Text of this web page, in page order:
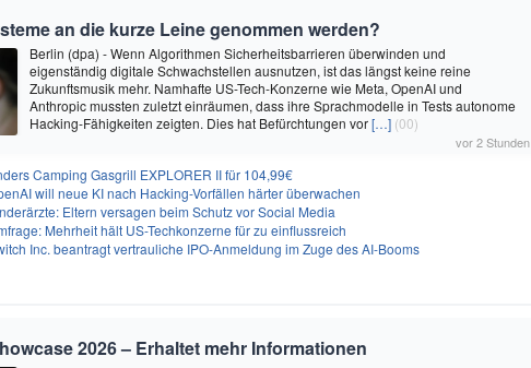
an die kurze Leine genommen werden?
Berlin (dpa) - Wenn Algorithmen Sicherheitsbarrieren überwinden und
eigenständig digitale Schwachstellen ausnutzen, ist das längst keine reine
Zukunftsmusik mehr. Namhafte US-Tech-Konzerne wie Meta, OpenAI und
Anthropic mussten zuletzt einräumen, dass ihre Sprachmodelle in Tests autonome
Hacking-Fähigkeiten zeigten. Dies hat Befürchtungen vor[…] (00)
vor 2 Stunden
Camping Gasgrill EXPLORER II für 104,99€
will neue KI nach Hacking-Vorfällen härter überwachen
Eltern versagen beim Schutz vor Social Media
Mehrheit hält US-Techkonzerne für zu einflussreich
Inc. beantragt vertrauliche IPO-Anmeldung im Zuge des AI-Booms
2026 – Erhaltet mehr Informationen